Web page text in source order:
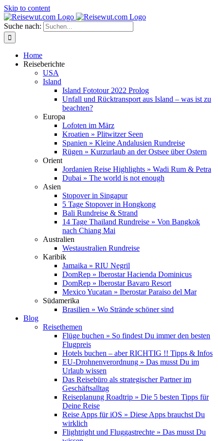
Skip to content
Suche nach:
Home
Reiseberichte
USA
Island
Island Fototour 2022 Prolog
Unfall und Rücktransport aus Island – was ist zu
beachten?
Europa
Lofoten im März
Kroatien » Plitwitzer Seen
Spanien » Kleine Andalusien Rundreise
Rügen » Kurzurlaub an der Ostsee über Ostern
Orient
Jordanien Reise Highlights » Wadi Rum & Petra
Dubai » The world is not enough
Asien
Stopover in Singapur
5 Tage Stopover in Hongkong
Bali Rundreise & Strand
14 Tage Thailand Rundreise » Von Bangkok
nach Chiang Mai
Australien
Westaustralien Rundreise
Karibik
Jamaika » RIU Negril
DomRep » Iberostar Hacienda Dominicus
DomRep » Iberostar Bavaro Resort
Mexico Yucatan » Iberostar Paraiso del Mar
Südamerika
Brasilien » Wo Strände schöner sind
Blog
Reisethemen
Flüge buchen » So findest Du immer den besten
Flugpreis
Hotels buchen – aber RICHTIG !! Tipps & Infos
EU-Drohnenverordnung » Das musst Du im
Urlaub wissen
Das Reisebüro als strategischer Partner im
Geschäftsalltag
Reiseplanung Roadtrip » Die 5 besten Tipps für
Deine Reise
Reise Apps für iOS » Diese Apps brauchst Du
wirklich
Flightright und Fluggastrechte » Das musst Du